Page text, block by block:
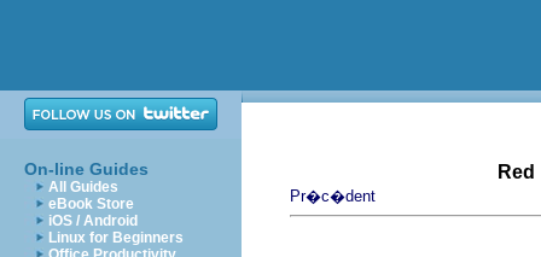
On-line Guides
All Guides
eBook Store
iOS / Android
Linux for Beginners
Pr�c�dent